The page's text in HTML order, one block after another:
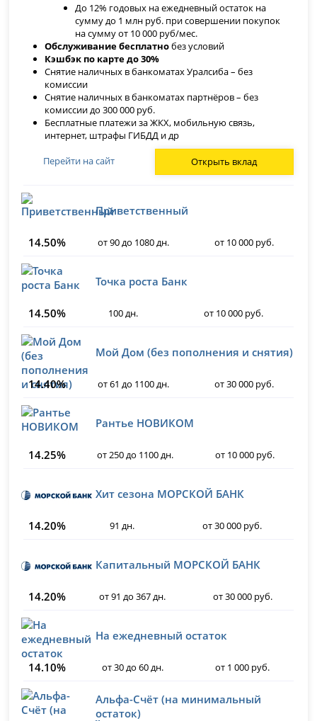
До 12% годовых на ежедневный остаток на
сумму до 1 млн руб. при совершении покупок
на сумму от 10 000 руб/мес.
Обслуживание бесплатнобез условий
Кэшбэк по карте до 30%
Снятие наличных в банкоматах Уралсиба – без
комиссии
Снятие наличных в банкоматах партнёров – без
комиссии до 300 000 руб.
Бесплатные платежи за ЖКХ, мобильную связь,
интернет, штрафы ГИБДД и др
Перейти на сайт
Открыть вклад
Приветственный
14.50% от 90 до 1080 дн. от 10 000 руб.
Точка роста Банк
14.50% 100 дн. от 10 000 руб.
Мой Дом (без пополнения и снятия)
14.40% от 61 до 1100 дн. от 30 000 руб.
Рантье НОВИКОМ
14.25% от 250 до 1100 дн. от 10 000 руб.
Хит сезона МОРСКОЙ БАНК
14.20% 91 дн. от 30 000 руб.
Капитальный МОРСКОЙ БАНК
14.20% от 91 до 367 дн. от 30 000 руб.
На ежедневный остаток
14.10% от 30 до 60 дн. от 1 000 руб.
Альфа-Счёт (на минимальный
остаток)